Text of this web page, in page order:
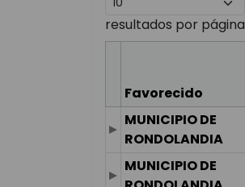
resultados por página
Favorecido
MUNICIPIO DE
RONDOLANDIA
MUNICIPIO DE